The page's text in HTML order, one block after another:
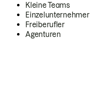
Kleine Teams
Einzelunternehmer
Freiberufler
Agenturen